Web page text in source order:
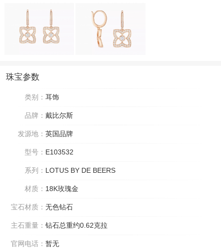
珠宝参数
类别： 耳饰
品牌： 戴比尔斯
发源地： 英国品牌
型号： E103532
系列： LOTUS BY DE BEERS
材质： 18K玫瑰金
宝石材质： 无色钻石
主石重量： 钻石总重约0.62克拉
官网电话： 暂无